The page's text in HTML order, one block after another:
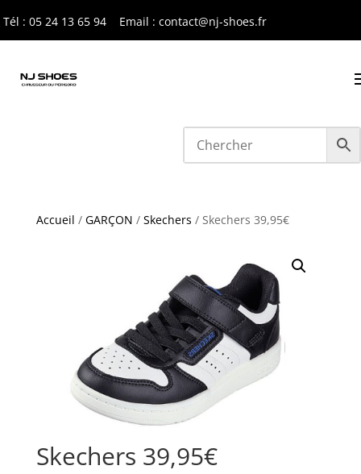
Tél : 05 24 13 65 94 Email : contact@nj-shoes.fr
Accueil / GARÇON / Skechers / Skechers 39,95€
Skechers 39,95€